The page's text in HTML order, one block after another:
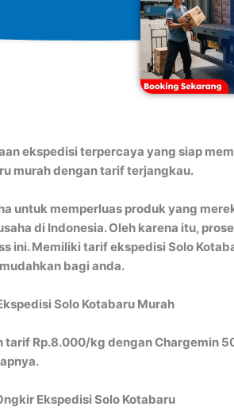
ekspedisi terpercaya yang siap
murah dengan tarif terjangkau.
untuk memperluas produk yang
di Indonesia. Oleh karena itu,
ini. Memiliki tarif ekspedisi Solo
bagi anda.
Solo Kotabaru Murah
Rp.8.000/kg dengan Chargemin
Ekspedisi Solo Kotabaru